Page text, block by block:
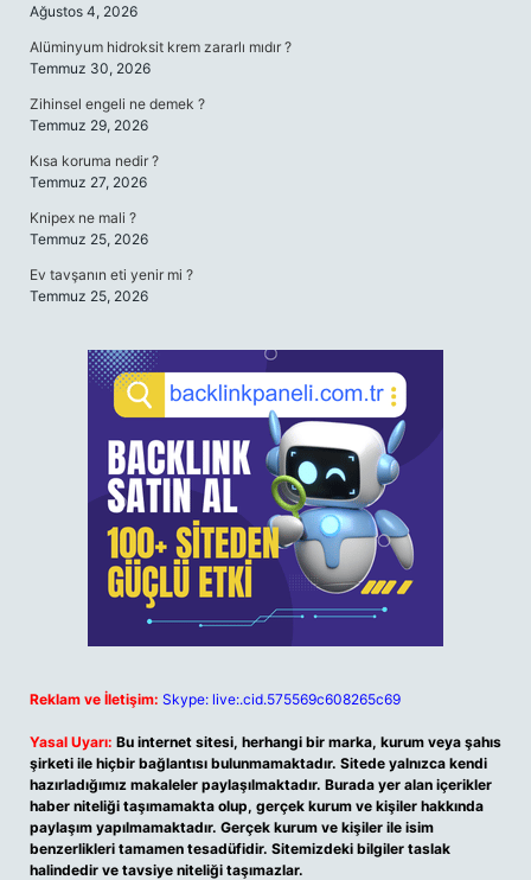
Ağustos 4, 2026
Alüminyum hidroksit krem zararlı mıdır ?
Temmuz 30, 2026
Zihinsel engeli ne demek ?
Temmuz 29, 2026
Kısa koruma nedir ?
Temmuz 27, 2026
Knipex ne mali ?
Temmuz 25, 2026
Ev tavşanın eti yenir mi ?
Temmuz 25, 2026
Reklam ve İletişim: Skype: live:.cid.575569c608265c69
Yasal Uyarı: Bu internet sitesi, herhangi bir marka, kurum veya şahıs
şirketi ile hiçbir bağlantısı bulunmamaktadır. Sitede yalnızca kendi
hazırladığımız makaleler paylaşılmaktadır. Burada yer alan içerikler
haber niteliği taşımamakta olup, gerçek kurum ve kişiler hakkında
paylaşım yapılmamaktadır. Gerçek kurum ve kişiler ile isim
benzerlikleri tamamen tesadüfidir. Sitemizdeki bilgiler taslak
halindedir ve tavsiye niteliği taşımazlar.